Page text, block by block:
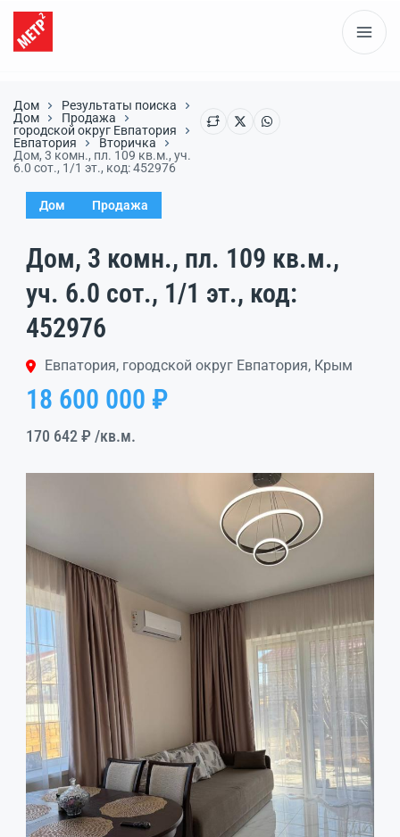
Дом
Результаты поиска
Дом
Продажа
городской округ Евпатория
Евпатория
Вторичка
Дом, 3 комн., пл. 109 кв.м., уч.
6.0 сот., 1/1 эт., код: 452976
Дом Продажа
Дом, 3 комн., пл. 109 кв.м.,
уч. 6.0 сот., 1/1 эт., код:
452976
Евпатория, городской округ Евпатория, Крым
18 600 000 ₽
170 642 ₽ /кв.м.